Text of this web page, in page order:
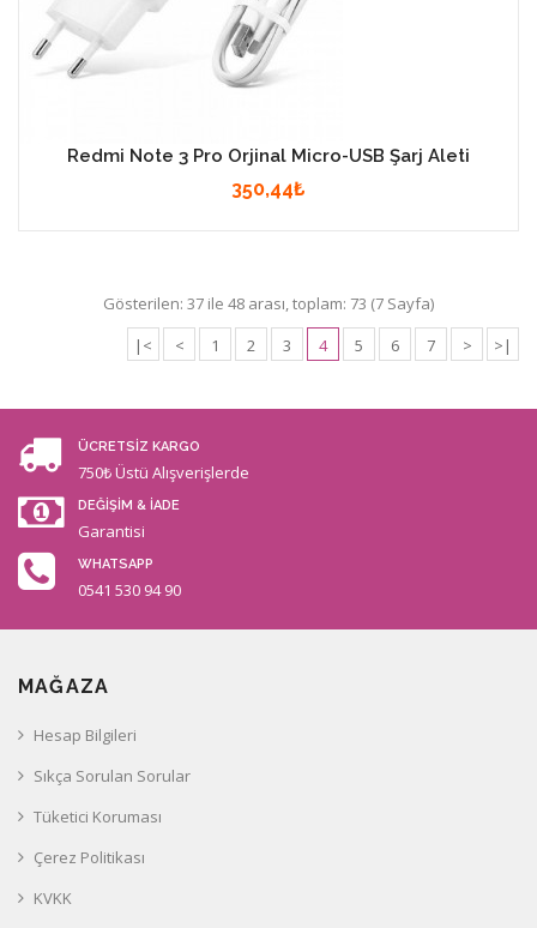
Redmi Note 3 Pro Orjinal Micro-USB Şarj Aleti
350,44₺
Gösterilen: 37 ile 48 arası, toplam: 73 (7 Sayfa)
|<
< 1 2 3 4 5 6 7 > >|
ÜCRETSİZ KARGO
750₺ Üstü Alışverişlerde
DEĞİŞİM & İADE
Garantisi
WHATSAPP
0541 530 94 90
MAĞAZA
Hesap Bilgileri
Sıkça Sorulan Sorular
Tüketici Koruması
Çerez Politikası
KVKK